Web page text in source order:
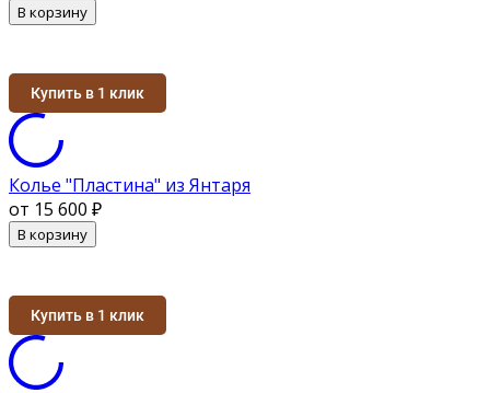
В корзину
Купить в 1 клик
Колье "Пластина" из Янтаря
от 15 600 ₽
В корзину
Купить в 1 клик